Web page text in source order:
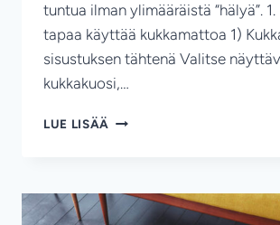
tuntua ilman ylimääräistä “hälyä”.
tapaa käyttää kukkamattoa 1)
sisustuksen tähtenä Valitse
kukkakuosi,…
LUE LISÄÄ KUKKAMATTO
JA
NÄYTTÄVÄ